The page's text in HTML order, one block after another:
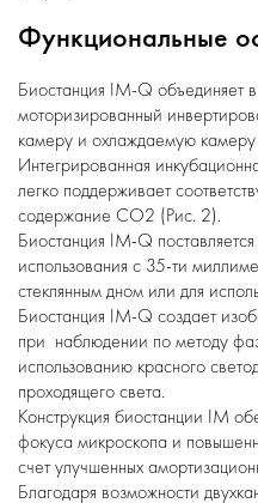
Функциональные
Биостанция IM-Q объединяет
моторизированный
камеру и охлаждаемую
Интегрированная
легко поддерживает
содержание CO2 (Рис. 2).
Биостанция IM-Q
использования c 35-ти
стеклянным дном или для
Биостанция IM-Q создает
при наблюдении по методу
использованию красного
проходящего света.
Конструкция биостанции IM
фокуса микроскопа и
счет улучшенных
Благодаря возможности